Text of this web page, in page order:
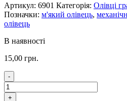
Артикул: 6901 Категорія: Олівці
Позначки: м'який олівець,
олівець
В наявності
15,00 грн.
-
Олівець
механічний
+